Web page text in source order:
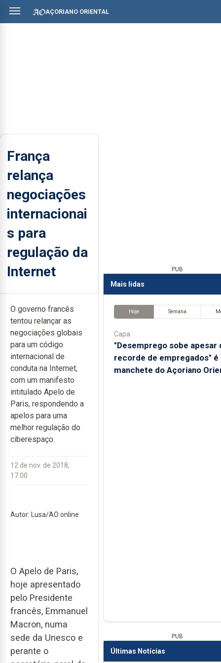
AÇORIANO ORIENTAL
França
relança
negociações
internacionai
s para
regulação da
Internet
O governo francês
tentou relançar as
negociações globais
para um código
internacional de
conduta na Internet,
com um manifesto
intitulado Apelo de
Paris, respondendo a
apelos para uma
melhor regulação do
ciberespaço.
12 de nov. de 2018,
17:00
Autor: Lusa/AO online
O Apelo de Paris,
hoje apresentado
pelo Presidente
francês, Emmanuel
Macron, numa
sede da Unesco e
perante o
PUB
Mais lidas
Hoje Semana
Capa
"Desemprego sobe apesar
recorde de empregados" é
manchete do Açoriano
PUB
Últimas Notícias